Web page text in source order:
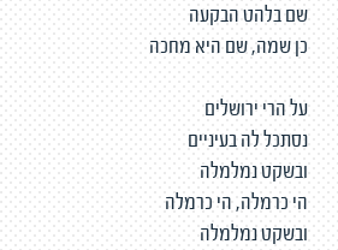
שם בלהט הבקעה
כן שמה, שם היא מחכה
על הרי ירושלים
נסתכל לה בעיניים
ובשקט נמלמלה
הי כרמלה, הי כרמלה
ובשקט נמלמלה